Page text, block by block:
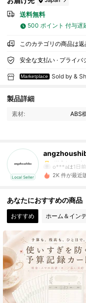
送料無料
500 ポイント 付与遅
このカテゴリの商品は返
安全な支払い · プライバ
Marketplace Sold by &
製品詳細
素材: ABS
Local Seller
173
173
4.70
173 フ
o***aは1日前
4.70 173
4.70 173 フ
4.70 173
4.70 173 フ
2K 件が最近
あなたにおすすめの商品
おすすめ ホーム＆イン